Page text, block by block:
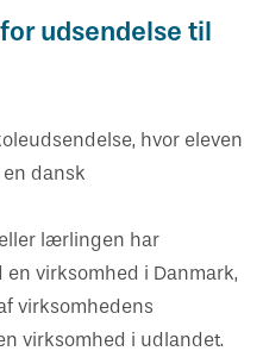
udsendelse til
hvor eleven
dansk
lærlingen har
virksomhed i Danmark,
virksomhedens
virksomhed i udlandet.